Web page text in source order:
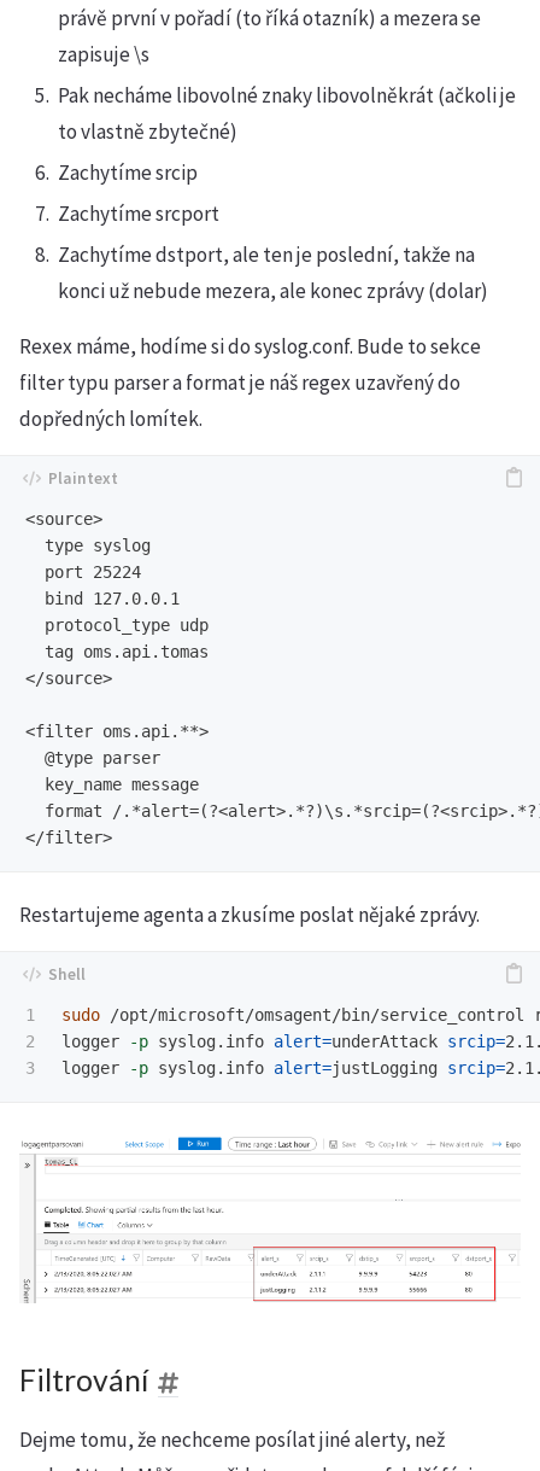
právě první v pořadí (to říká otazník) a mezera se
zapisuje \s
Pak necháme libovolné znaky libovolněkrát (ačkoli je
to vlastně zbytečné)
Zachytíme srcip
Zachytíme srcport
Zachytíme dstport, ale ten je poslední, takže na
konci už nebude mezera, ale konec zprávy (dolar)
Rexex máme, hodíme si do syslog.conf. Bude to sekce
filter typu parser a format je náš regex uzavřený do
dopředných lomítek.
<source>
  type syslog
  port 25224
  bind 127.0.0.1
  protocol_type udp
  tag oms.api.tomas
</source>
<filter oms.api.**>
  @type parser
  key_name message
format /
Restartujeme agenta a zkusíme poslat nějaké zprávy.
1
2
sudo /opt/microsoft/omsagent/bin/service_control
logger
-p syslog.info alert=underAttack srcip=
logger
-p syslog.info alert=justLogging srcip=
Filtrování
Dejme tomu, že nechceme posílat jiné alerty, než